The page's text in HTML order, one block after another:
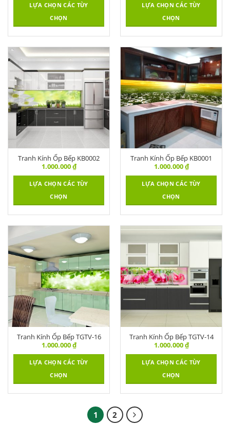
LỰA CHỌN CÁC TÙY
CHỌN
LỰA CHỌN CÁC TÙY
CHỌN
Tranh Kính Ốp Bếp KB0002
1.000.000₫
LỰA CHỌN CÁC TÙY
CHỌN
Tranh Kính Ốp Bếp KB0001
1.000.000₫
LỰA CHỌN CÁC TÙY
CHỌN
Tranh Kính Ốp Bếp TGTV-16
1.000.000₫
LỰA CHỌN CÁC TÙY
CHỌN
Tranh Kính Ốp Bếp TGTV-14
1.000.000₫
LỰA CHỌN CÁC TÙY
CHỌN
1 2